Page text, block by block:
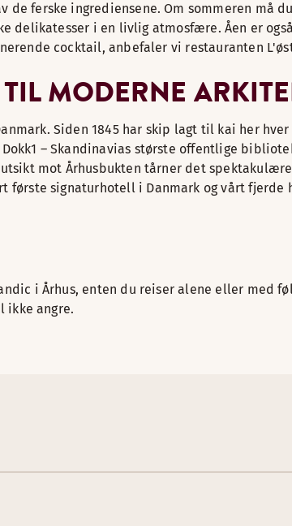
de ferske ingrediensene. Om sommeren må
delikatesser i en livlig atmosfære. Åen er
cocktail, anbefaler vi restauranten
MODERNE
Siden 1845 har skip lagt til kai her
– Skandinavias største offentlige
mot Århusbukten tårner det
første signaturhotell i Danmark og vårt
i Århus, enten du reiser alene eller
ikke angre.